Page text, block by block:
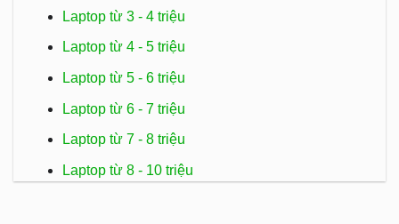
Laptop từ 3 - 4 triệu
Laptop từ 4 - 5 triệu
Laptop từ 5 - 6 triệu
Laptop từ 6 - 7 triệu
Laptop từ 7 - 8 triệu
Laptop từ 8 - 10 triệu